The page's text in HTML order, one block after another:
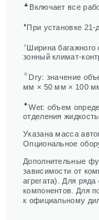
▲ Включает все
⬧ При установке 21-
⬨ Ширина багажного
зонный климат-
✧ Dry: значение
мм × 50 мм × 100
✦Wet: объем
отделения
Указана масса
Опциональное
Дополнительные
зависимости от
агрегата). Для
компонентов. Для
к официальному